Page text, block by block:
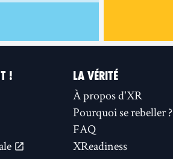
! LA VÉRITÉ
À propos d'XR
Pourquoi se rebeller ?
FAQ
XReadiness